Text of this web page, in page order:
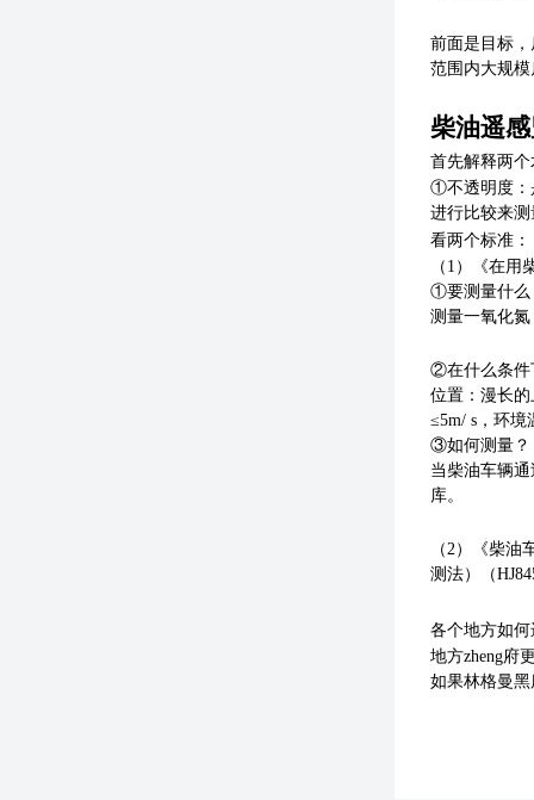
前面是目标
范围内大规
柴油遥
首先解释两
①不透明度：
进行比较来
看两个标准：
（1）
《在用
①要测量什么
测量一氧化
②在什么条件
位置：漫长
≤5m/ s，环境
③如何测量？
当柴油车辆
库。
（2）《柴油
测法）（
各个地方如何
地方zheng府
如果林格曼黑